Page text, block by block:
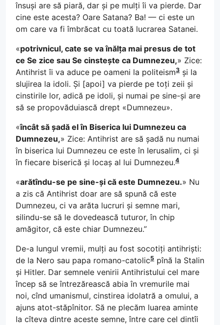
însuși are să piară, dar și pe mulți îi va pierde. Dar
cine este acesta? Oare Satana? Ba! — ci este un
om care va fi îmbrăcat cu toată lucrarea Satanei.
«potrivnicul, cate se va înălța mai presus de tot
ce Se zice sau Se cinstește ca Dumnezeu,» Zice:
Antihrist îi va aduce pe oameni la politeism3 și la
slujirea la idoli. Și [apoi] va pierde pe toți zeii și
cinstirile lor, adică pe idoli, și numai pe sine-și are
să se propovăduiască drept «Dumnezeu».
«încât să șadă el în Biserica lui Dumnezeu ca
Dumnezeu,» Zice: Antihrist are să șadă nu numai
în biserica lui Dumnezeu ce este în Ierusalim, ci și
în fiecare biserică și locaș al lui Dumnezeu.4
«arătîndu-se pe sine-și că este Dumnezeu.» Nu
a zis că Antihrist doar are să spună că este
Dumnezeu, ci va arăta lucruri și semne mari,
silindu-se să le dovedească tuturor, în chip
amăgitor, că este chiar Dumnezeu.”
De-a lungul vremii, mulți au fost socotiți antihriști:
de la Nero sau papa romano-catolic5 pînă la Stalin
și Hitler. Dar semnele venirii Antihristului cel mare
încep să se întrezărească abia în vremurile mai
noi, cînd umanismul, cinstirea idolatră a omului, a
ajuns atot-stăpînitor. Să ne plecăm luarea aminte
la cîteva dintre aceste semne, între care cel dintîi